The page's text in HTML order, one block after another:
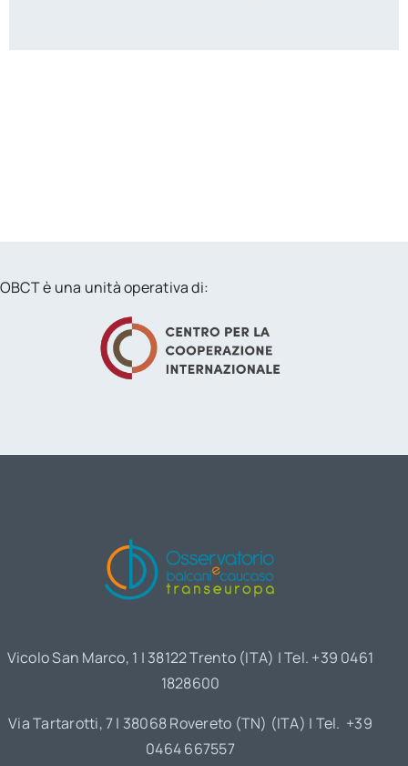
OBCT è una unità operativa di:
Vicolo San Marco, 1 | 38122 Trento (ITA) | Tel. +39 0461
1828600
Via Tartarotti, 7 | 38068 Rovereto (TN) (ITA) | Tel. +39
0464 667557